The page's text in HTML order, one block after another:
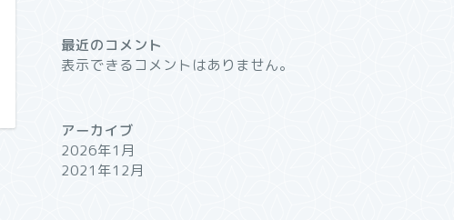
最近のコメント
表示できるコメントはありません。
アーカイブ
2026年1月
2021年12月